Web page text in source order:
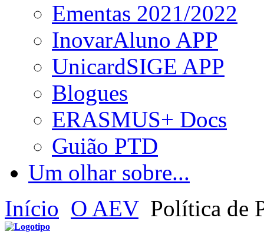
Ementas 2021/2022
InovarAluno APP
UnicardSIGE APP
Blogues
ERASMUS+ Docs
Guião PTD
Um olhar sobre...
Início O AEV Política de